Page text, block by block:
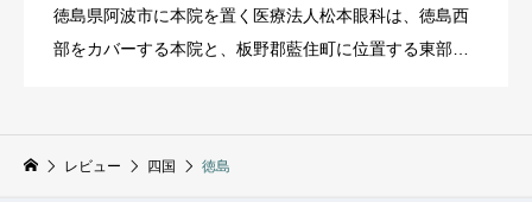
徳島県阿波市に本院を置く医療法人松本眼科は、徳島西
部をカバーする本院と、板野郡藍住町に位置する東部エ
レビュー 四国 徳島